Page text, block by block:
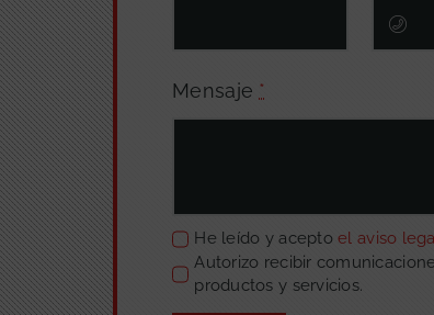
Mensaje *
He leído y aceptoel aviso
Autorizo recibir
productos y servicios.